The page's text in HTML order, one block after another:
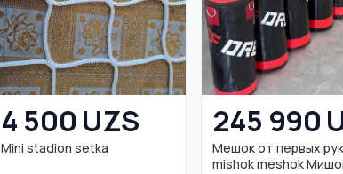
4 500 UZS
Mini stadion setka
245 990
Мешок от первых рук
mishok meshok